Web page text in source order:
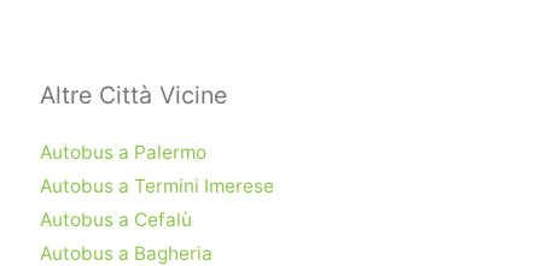
Altre Città Vicine
Autobus a Palermo
Autobus a Termini Imerese
Autobus a Cefalù
Autobus a Bagheria